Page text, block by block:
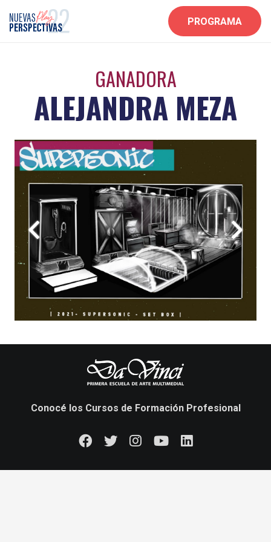
PROGRAMA
GANADORA
ALEJANDRA MEZA
Conocé los Cursos de Formación Profesional